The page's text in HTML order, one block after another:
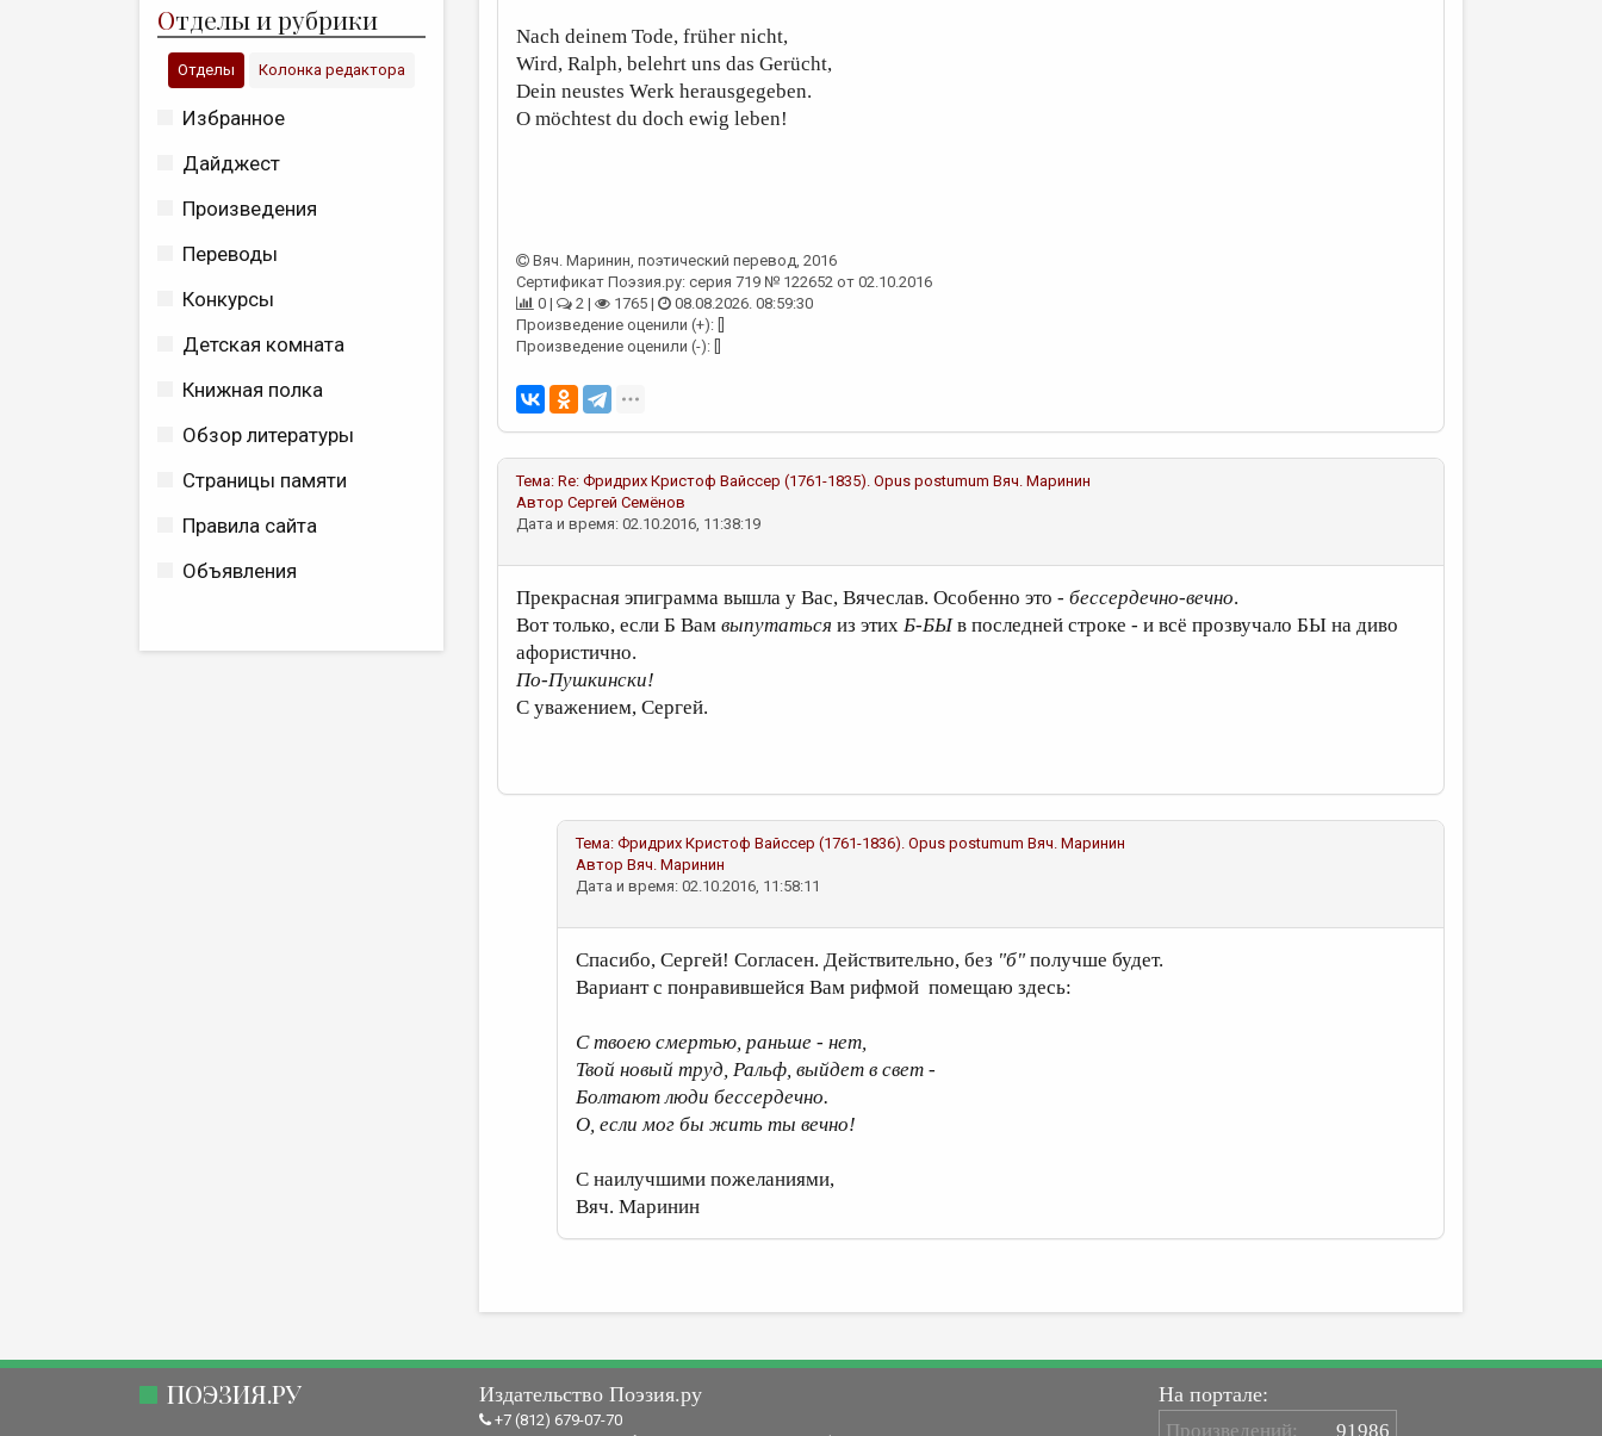
Отделы и рубрики
Отделы Колонка редактора
Избранное
Дайджест
Произведения
Переводы
Конкурсы
Детская комната
Книжная полка
Обзор литературы
Страницы памяти
Правила сайта
Объявления
Nach deinem Tode, früher nicht,
Wird, Ralph, belehrt uns das Gerücht,
Dein neustes Werk herausgegeben.
O möchtest du doch ewig leben!
Вяч. Маринин, поэтический перевод, 2016
Сертификат Поэзия.ру: серия 719 № 122652 от 02.10.2016
0 |
2 | 1765 |
08.08.2026. 08:59:30
Произведение оценили (+): []
Произведение оценили (-): []
Тема: Re: Фридрих Кристоф Вайccер (1761-1835). Opus postumum Вяч. Маринин
Автор Сергей Семёнов
Дата и время: 02.10.2016, 11:38:19
Прекрасная эпиграмма вышла у Вас, Вячеслав. Особенно это - бессердечно-вечно.
Вот только, если Б Вам выпутаться из этих Б-БЫв последней строке - и всё прозвучало БЫ на диво
афористично.
По-Пушкински!
С уважением, Сергей.
Тема: Фридрих Кристоф Вайccер (1761-1836). Opus postumum Вяч. Маринин
Автор Вяч. Маринин
Дата и время: 02.10.2016, 11:58:11
Спасибо, Сергей! Согласен. Действительно, без "б" получше будет.
Вариант с понравившейся Вам рифмой помещаю здесь:
С твоею смертью, раньше - нет,
Твой новый труд, Ральф, выйдет в свет -
Болтают люди бессердечно.
О, если мог бы жить ты вечно!
С наилучшими пожеланиями,
Вяч. Маринин
ПОЭЗИЯ.РУ Издательство Поэзия.ру
+7 (812) 679-07-70
На портале:
Произведений: 91986